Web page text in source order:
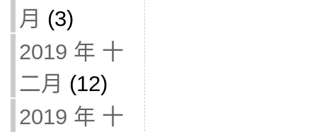
月 (3)
2019 年 十
二月 (12)
2019 年 十